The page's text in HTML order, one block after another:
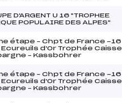
D'ARGENT U 16 "TROPHEE
POPULAIRE DES ALPES"
étape – Chpt de France -16
Ecureuils d'Or Trophée Caisse
– Kassbohrer
étape – Chpt de France -16
Ecureuils d'Or Trophée Caisse
– Kassbohrer